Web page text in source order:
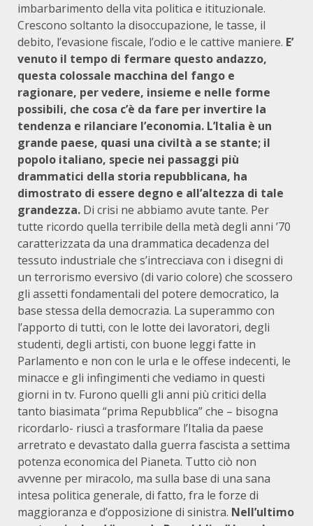
imbarbarimento della vita politica e itituzionale.
Crescono soltanto la disoccupazione, le tasse, il
debito, l’evasione fiscale, l’odio e le cattive maniere. E’
venuto il tempo di fermare questo andazzo,
questa colossale macchina del fango e
ragionare, per vedere, insieme e nelle forme
possibili, che cosa c’è da fare per invertire la
tendenza e rilanciare l’economia. L’Italia è un
grande paese, quasi una civiltà a se stante; il
popolo italiano, specie nei passaggi più
drammatici della storia repubblicana, ha
dimostrato di essere degno e all’altezza di tale
grandezza. Di crisi ne abbiamo avute tante. Per
tutte ricordo quella terribile della metà degli anni ’70
caratterizzata da una drammatica decadenza del
tessuto industriale che s’intrecciava con i disegni di
un terrorismo eversivo (di vario colore) che scossero
gli assetti fondamentali del potere democratico, la
base stessa della democrazia. La superammo con
l’apporto di tutti, con le lotte dei lavoratori, degli
studenti, degli artisti, con buone leggi fatte in
Parlamento e non con le urla e le offese indecenti, le
minacce e gli infingimenti che vediamo in questi
giorni in tv. Furono quelli gli anni più critici della
tanto biasimata “prima Repubblica” che – bisogna
ricordarlo- riuscì a trasformare l’Italia da paese
arretrato e devastato dalla guerra fascista a settima
potenza economica del Pianeta. Tutto ciò non
avvenne per miracolo, ma sulla base di una sana
intesa politica generale, di fatto, fra le forze di
maggioranza e d’opposizione di sinistra. Nell’ultimo